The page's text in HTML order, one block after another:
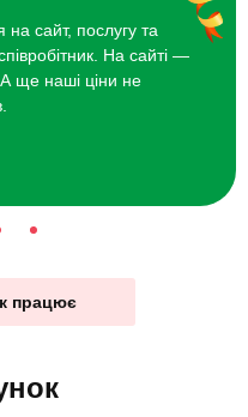
сайт, послугу та
На сайті —
А ще наші ціни не
працює